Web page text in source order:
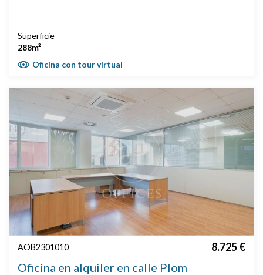
Superficie
288m²
Oficina con tour virtual
AOB2301010 8.725 €
Oficina en alquiler en calle Plom